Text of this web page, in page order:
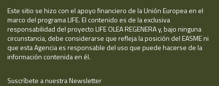
Este sitio se hizo con el apoyo financiero de la Unión Europea en el
marco del programa LIFE. El contenido es de la exclusiva
responsabilidad del proyecto LIFE OLEA REGENERA y, bajo ninguna
circunstancia, debe considerarse que refleja la posición del EASME ni
que esta Agencia es responsable del uso que puede hacerse de la
información contenida en él.
Suscríbete a nuestra Newsletter